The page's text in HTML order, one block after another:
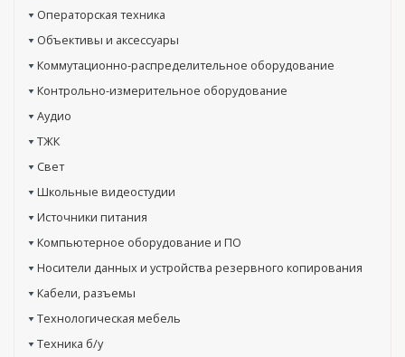
Операторская техника
Объективы и аксессуары
Коммутационно-распределительное оборудование
Контрольно-измерительное оборудование
Аудио
ТЖК
Свет
Школьные видеостудии
Источники питания
Компьютерное оборудование и ПО
Носители данных и устройства резервного копирования
Кабели, разъемы
Технологическая мебель
Техника б/у